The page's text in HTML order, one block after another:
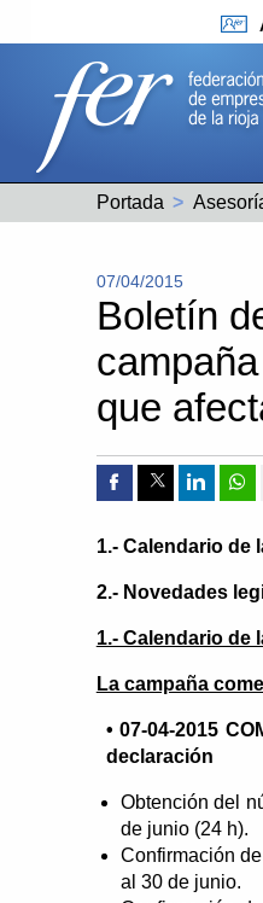
Portada
07/04/2015
Boletín
que
Compartir por
Compartir
1.- Calendario de
2.- Novedades
1.- Calendario de
La campaña
• 07-04-2015
declaración
Obtención del
de junio (24 h).
Confirmación
al 30 de junio.